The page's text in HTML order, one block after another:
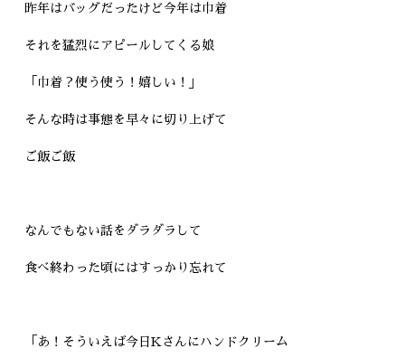
昨年はバッグだったけど今年は巾着
それを猛烈にアピールしてくる娘
「巾着？使う使う！嬉しい！」
そんな時は事態を早々に切り上げて
ご飯ご飯
なんでもない話をダラダラして
食べ終わった頃にはすっかり忘れて
「あ！そういえば今日Kさんにハンドクリーム